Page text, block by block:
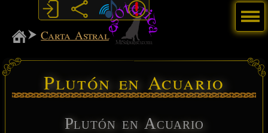
MiSabueso
Carta Astral
Plutón en Acuario
Plutón en Acuario
Menú